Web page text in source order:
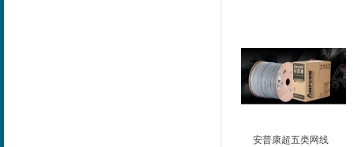
安普康超五类网线